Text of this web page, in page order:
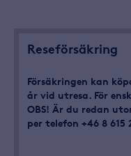
Reseförsäkring
Försäkringen kan
år vid utresa. För
OBS! Är du redan
per telefon +46 8